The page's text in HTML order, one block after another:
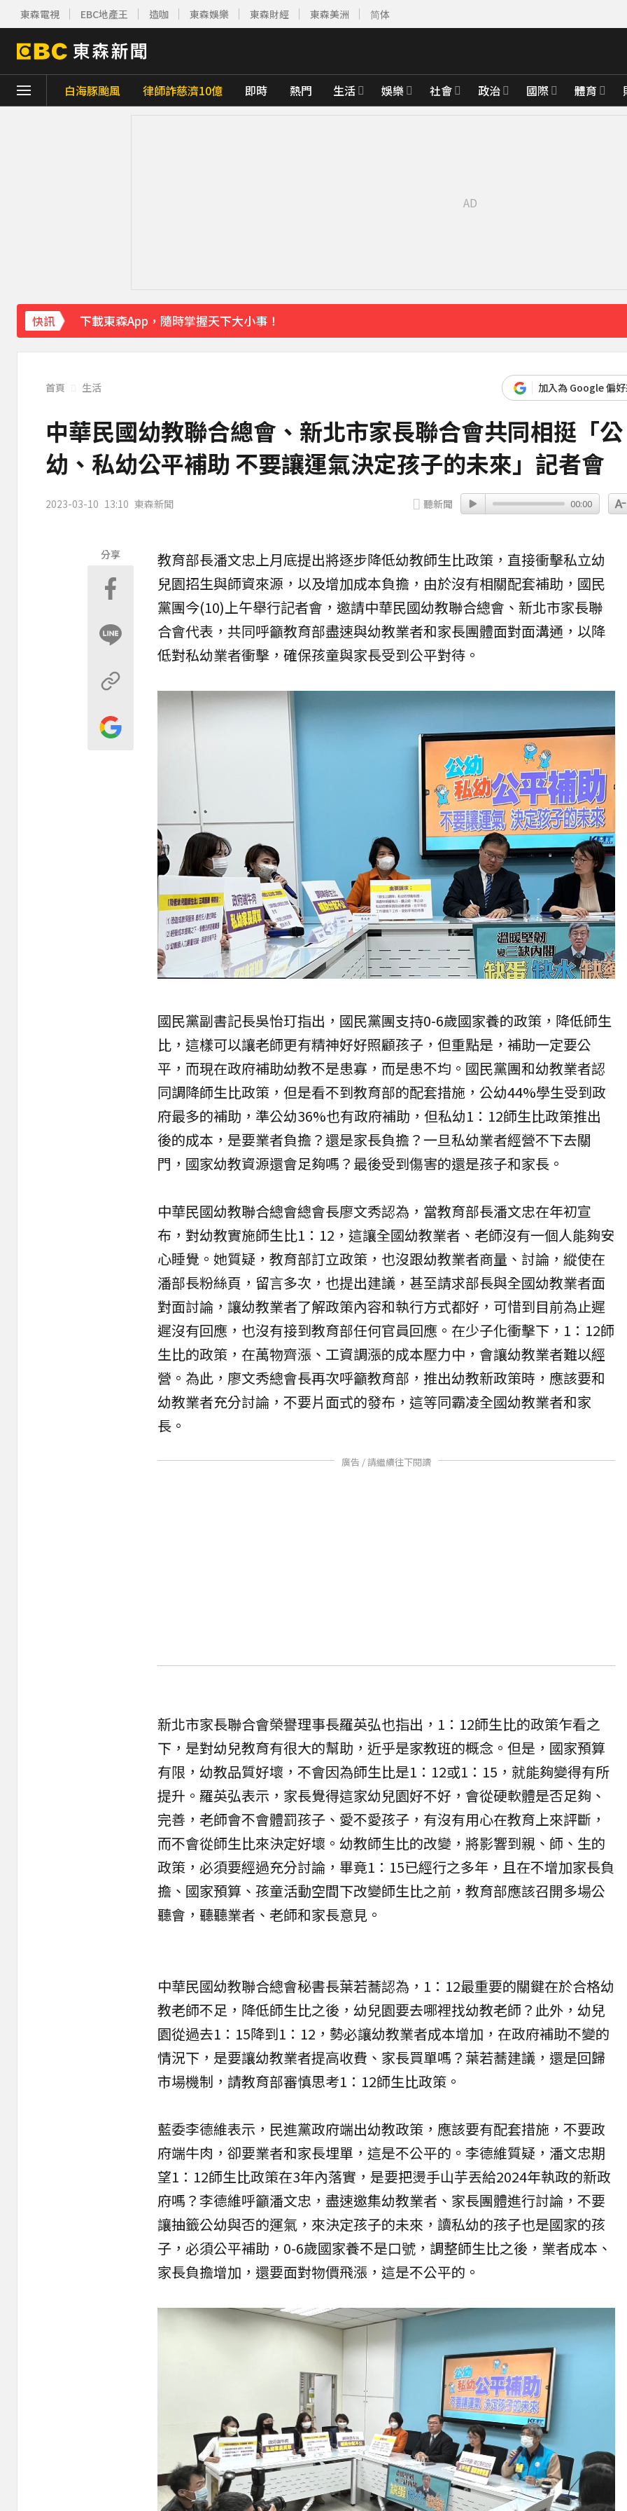
東森電視 EBC地產王 造咖 東森娛樂 東森財經 東森美洲 简体
白海豚颱風 律師詐慈濟10億 即時 熱門 生活 娛樂 社會 政治 國際 體育
快訊
下載東森App，隨時掌握天下大小事！
《理財達人秀》X 安聯投信免費講座報名中！搶先卡位 2027
首頁 生活 加入為 Google 偏
中華民國幼教聯合總會、新北市家長聯合會共同相挺「公
幼、私幼公平補助 不要讓運氣決定孩子的未來」記者會
2023-03-10 13:10 東森新聞 聽新聞 00:00
分享 教育部長潘文忠上月底提出將逐步降低幼教師生比政策，直接衝擊私立幼
兒園招生與師資來源，以及增加成本負擔，由於沒有相關配套補助，國民
黨團今(10)上午舉行記者會，邀請中華民國幼教聯合總會、新北市家長聯
合會代表，共同呼籲教育部盡速與幼教業者和家長團體面對面溝通，以降
低對私幼業者衝擊，確保孩童與家長受到公平對待。
國民黨副書記長吳怡玎指出，國民黨團支持0-6歲國家養的政策，降低師生
比，這樣可以讓老師更有精神好好照顧孩子 ，但重點是，補助一定要公
平，而現在政府補助幼教不是患寡，而是患不均。國民黨團和幼教業者認
同調降師生比政策，但是看不到教育部的配套措施，公幼44%學生受到政
府最多的補助，準公幼36%也有政府補助，但私幼1：12師生比政策推出
後的成本，是要業者負擔？還是家長負擔？一旦私幼業者經營不下去關
門，國家幼教資源還會足夠嗎？最後受到傷害的還是孩子和家長。
中華民國幼教聯合總會總會長廖文秀認為，當教育部長潘文忠在年初宣
布，對幼教實施師生比1：12，這讓全國幼教業者、老師沒有一個人能夠安
心睡覺。她質疑，教育部訂立政策，也沒跟幼教業者商量、討論，縱使在
潘部長粉絲頁，留言多次，也提出建議，甚至請求部長與全國幼教業者面
對面討論，讓幼教業者了解政策內容和執行方式都好，可惜到目前為止遲
遲沒有回應，也沒有接到教育部任何官員回應。在少子化衝擊下，1：12師
生比的政策，在萬物齊漲、工資調漲的成本壓力中，會讓幼教業者難以經
營。為此，廖文秀總會長再次呼籲教育部，推出幼教新政策時，應該要和
幼教業者充分討論，不要片面式的發布，這等同霸凌全國幼教業者和家
長。
廣告 / 請繼續往下閱讀
新北市家長聯合會榮譽理事長羅英弘也指出，1：12師生比的政策乍看之
下，是對幼兒教育有很大的幫助，近乎是家教班的概念。但是，國家預算
有限，幼教品質好壞，不會因為師生比是1：12或1：15，就能夠變得有所
提升。羅英弘表示，家長覺得這家幼兒園好不好，會從硬軟體是否足夠、
完善，老師會不會體罰孩子、愛不愛孩子，有沒有用心在教育上來評斷，
而不會從師生比來決定好壞。幼教師生比的改變，將影響到親、師、生的
政策，必須要經過充分討論，畢竟1：15已經行之多年，且在不增加家長負
擔、國家預算、孩童活動空間下改變師生比之前，教育部應該召開多場公
聽會，聽聽業者、老師和家長意見。
中華民國幼教聯合總會秘書長葉若蕎認為，1：12最重要的關鍵在於合格幼
教老師不足，降低師生比之後，幼兒園要去哪裡找幼教老師？此外，幼兒
園從過去1：15降到1：12，勢必讓幼教業者成本增加，在政府補助不變的
情況下，是要讓幼教業者提高收費、家長買單嗎？葉若蕎建議，還是回歸
市場機制，請教育部審慎思考1：12師生比政策。
藍委李德維表示，民進黨政府端出幼教政策，應該要有配套措施，不要政
府端牛肉，卻要業者和家長埋單，這是不公平的。李德維質疑，潘文忠期
望1：12師生比政策在3年內落實，是要把燙手山芋丟給2024年執政的新政
府嗎？李德維呼籲潘文忠，盡速邀集幼教業者、家長團體進行討論，不要
讓抽籤公幼與否的運氣 ，來決定孩子的未來 ，讀私幼的孩子也是國家的孩
子，必須公平補助，0-6歲國家養不是口號，調整師生比之後，業者成本、
家長負擔增加，還要面對物價飛漲，這是不公平的。